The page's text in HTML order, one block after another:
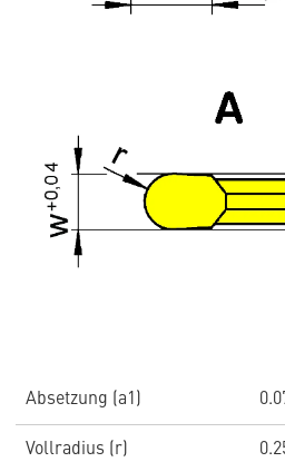
Absetzung (a1)
Vollradius (r)